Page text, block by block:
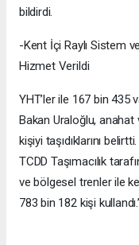
bildirdi.
-Kent İçi Raylı Sistem
Hizmet Verildi
YHT’ler ile 167 bin 435
Bakan Uraloğlu,
kişiyi taşıdıklarını
TCDD Taşımacılık
ve bölgesel trenler ile
783 bin 182 kişi